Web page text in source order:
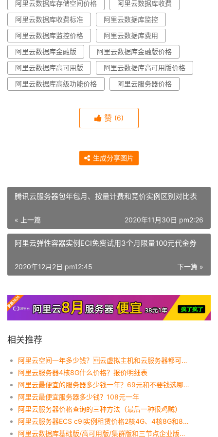
阿里云数据库存储空间价格
阿里云数据库收费
阿里云数据库收费标准
阿里云数据库监控
阿里云数据库监控价格
阿里云数据库费用
阿里云数据库金融版
阿里云数据库金融版价格
阿里云数据库高可用版
阿里云数据库高可用版价格
阿里云数据库高级功能价格
阿里云服务器价格
赞 (6)
生成分享图片
腾讯云服务器包年包月、按量计费和竞价实例区别对比表
« 上一篇 2020年11月30日 pm2:26
阿里云弹性容器实例ECI免费试用3个月限量100元代金券
下一篇 »
2020年12月2日 pm12:45
相关推荐
阿里云空间一年多少钱？云虚拟主机和云服务器都可以价格便宜
阿里云服务器4核8G什么价格？报价明细表
阿里云最便宜的服务器多少钱一年？69元和不要钱选哪个？
阿里云最便宜服务器多少钱？108元一年
阿里云服务器价格查询的三种方法（最后一种很鸡贼）
阿里云服务器ECS c9i实例租赁价格2核4G、4核8G和8核16G配置收费标准
阿里云数据库基础版/高可用版/集群版和三节点企业版对比（MySQL/SQL Server）